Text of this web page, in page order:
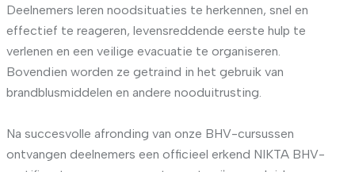
Deelnemers leren noodsituaties te herkennen, snel en
effectief te reageren, levensreddende eerste hulp te
verlenen en een veilige evacuatie te organiseren.
Bovendien worden ze getraind in het gebruik van
brandblusmiddelen en andere nooduitrusting.
Na succesvolle afronding van onze BHV-cursussen
ontvangen deelnemers een officieel erkend NIKTA BHV-